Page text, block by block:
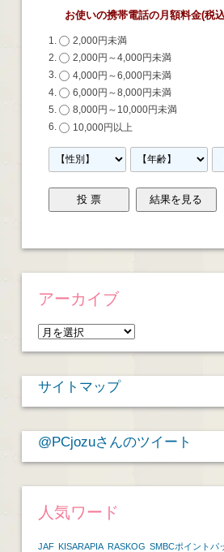
お使いの携帯電話の月額料金(税
2,000円未満
2,000円～4,000円未満
4,000円～6,000円未満
6,000円～8,000円未満
8,000円～10,000円未満
10,000円以上
アーカイブ
ア
ー
カ
イ
サイトマップ
@PCjozuさんのツイート
人気ワード
JAF KISARAPIA RASKOG SMBCポイントパ